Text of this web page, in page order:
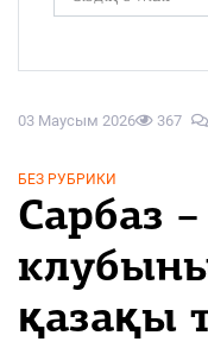
03 Маусым 2026 367
БЕЗ РУБРИКИ
Сарбаз
қазақы